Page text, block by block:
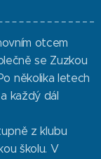
otcem
se Zuzkou
několika letech
každý dál
z klubu
školu. V